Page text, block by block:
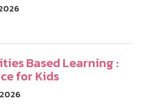
Based Learning :
for Kids